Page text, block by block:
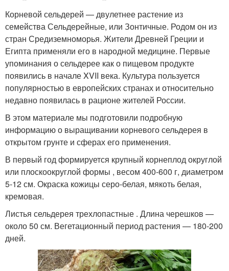
Корневой сельдерей — двулетнее растение из
семейства Сельдерейные, или Зонтичные. Родом он из
стран Средиземноморья. Жители Древней Греции и
Египта применяли его в народной медицине. Первые
упоминания о сельдерее как о пищевом продукте
появились в начале XVII века. Культура пользуется
популярностью в европейских странах и относительно
недавно появилась в рационе жителей России.
В этом материале мы подготовили подробную
информацию о выращивании корневого сельдерея в
открытом грунте и сферах его применения.
В первый год формируется крупный корнеплод округлой
или плоскоокруглой формы , весом 400-600 г, диаметром
5-12 см. Окраска кожицы серо-белая, мякоть белая,
кремовая.
Листья сельдерея трехлопастные . Длина черешков —
около 50 см. Вегетационный период растения — 180-200
дней.